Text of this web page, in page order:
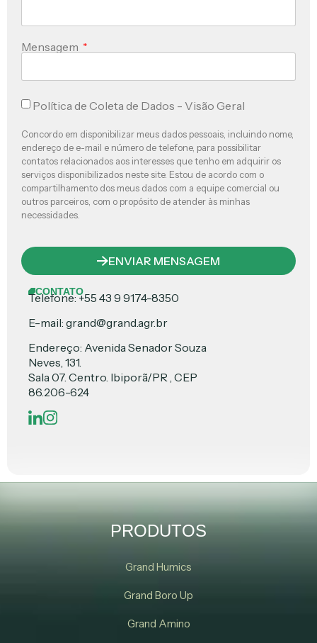
Mensagem
Política de Coleta de Dados - Visão Geral
Concordo em disponibilizar meus dados pessoais, incluindo nome,
endereço de e-mail e número de telefone, para possibilitar
contatos relacionados aos interesses que tenho em adquirir os
serviços disponibilizados neste site. Estou de acordo com o
compartilhamento dos meus dados com a equipe comercial ou
outros parceiros, com o propósito de atender às minhas
necessidades.
ENVIAR MENSAGEM
CONTATO
Telefone: +55 43 9 9174-8350
E-mail: grand@grand.agr.br
Endereço: Avenida Senador Souza
Neves, 131.
Sala 07. Centro. Ibiporã/PR , CEP
86.206-624
PRODUTOS
Grand Humics
Grand Boro Up
Grand Amino